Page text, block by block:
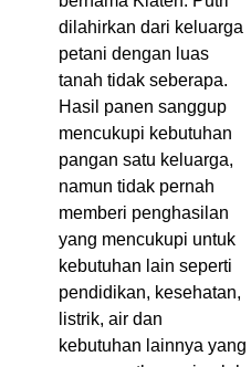
dilahirkan dari keluarga
petani dengan luas
tanah tidak seberapa.
Hasil panen sanggup
mencukupi kebutuhan
pangan satu keluarga,
namun tidak pernah
memberi penghasilan
yang mencukupi untuk
kebutuhan lain seperti
pendidikan, kesehatan,
listrik, air dan
kebutuhan lainnya yang